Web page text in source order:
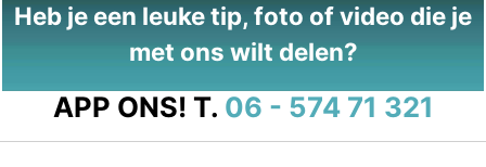
Heb je een leuke tip, foto of video die je
met ons wilt delen?
APP ONS! T. 06 - 574 71 321